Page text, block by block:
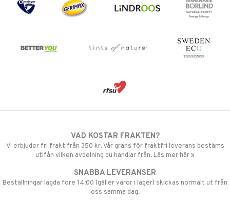
VAD KOSTAR FRAKTEN?
Vi erbjuder fri frakt från 350 kr. Vår gräns för fraktfri leverans bestäms
utifån vilken avdelning du handlar från. Läs mer här »
SNABBA LEVERANSER
Beställningar lagda före 14:00 (gäller varor i lager) skickas normalt ut från
oss samma dag.